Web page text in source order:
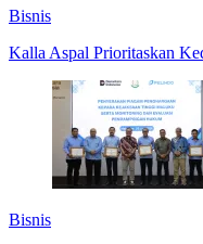
Bisnis
Kalla Aspal Prioritaskan
Bisnis